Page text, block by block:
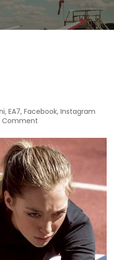
, EA7, Facebook, Instagram
Comment